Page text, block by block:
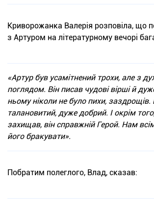
Криворожанка Валерія розповіла, що
з Артуром на літературному вечорі
«Артур був усамітнений трохи, але з
поглядом. Він писав чудові вірші й
ньому ніколи не було пихи, заздрощів.
талановитий, дуже добрий. І окрім
захищав, він справжній Герой. Нам
його бракувати».
Побратим полеглого, Влад, сказав: